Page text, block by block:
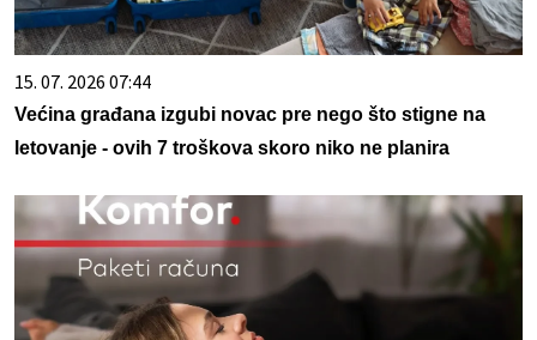
15. 07. 2026 07:44
Većina građana izgubi novac pre nego što stigne na
letovanje - ovih 7 troškova skoro niko ne planira